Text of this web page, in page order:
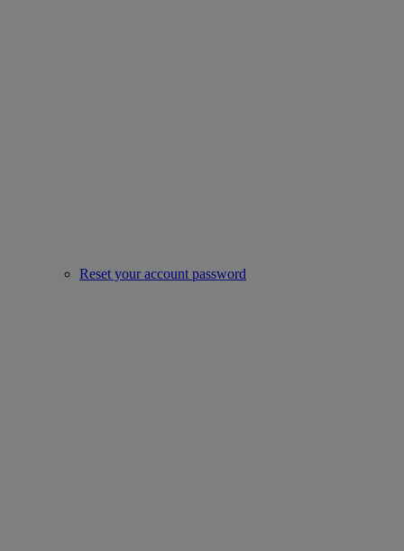
Reset your account password